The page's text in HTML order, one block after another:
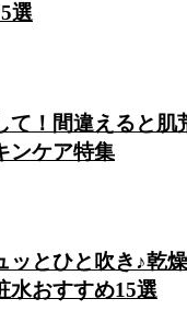
選
て！間違えると肌
ンケア特集
ッとひと吹き♪乾
水おすすめ15選